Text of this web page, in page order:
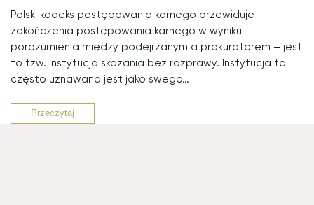
Polski kodeks postępowania karnego przewiduje
zakończenia postępowania karnego w wyniku
porozumienia między podejrzanym a prokuratorem – jest
to tzw. instytucja skazania bez rozprawy. Instytucja ta
często uznawana jest jako swego…
Przeczytaj